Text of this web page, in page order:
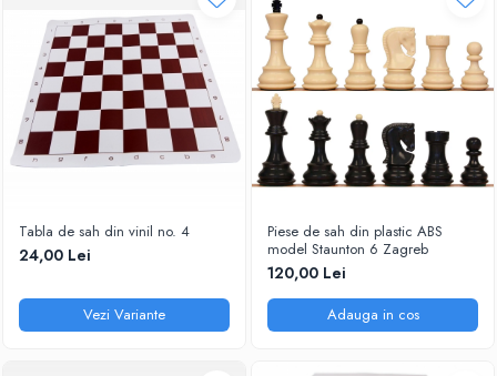
Tabla de sah din vinil no. 4
24,00 Lei
Vezi Variante
Piese de sah din plastic ABS
model Staunton 6 Zagreb
120,00 Lei
Adauga in cos